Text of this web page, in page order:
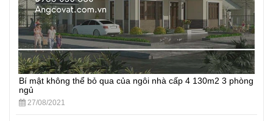
Bí mật không thể bỏ qua của ngôi nhà cấp 4 130m2 3 phòng
ngủ
27/08/2021